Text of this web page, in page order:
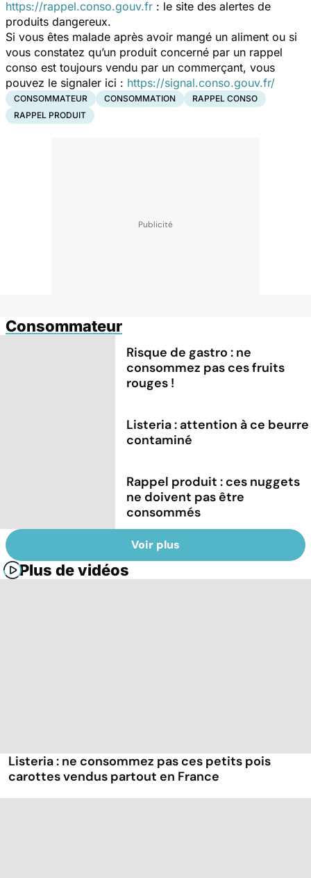
https://rappel.conso.gouv.fr : le site des alertes de
produits dangereux.
Si vous êtes malade après avoir mangé un aliment ou si
vous constatez qu’un produit concerné par un rappel
conso est toujours vendu par un commerçant, vous
pouvez le signaler ici : https://signal.conso.gouv.fr/
CONSOMMATEUR CONSOMMATION
RAPPEL CONSO
RAPPEL PRODUIT
Consommateur
Risque de gastro : ne
consommez pas ces fruits
rouges !
Listeria : attention à ce beurre
contaminé
Rappel produit : ces nuggets
ne doivent pas être
consommés
Voir plus
Plus de vidéos
Listeria : ne consommez pas ces petits pois
carottes vendus partout en France